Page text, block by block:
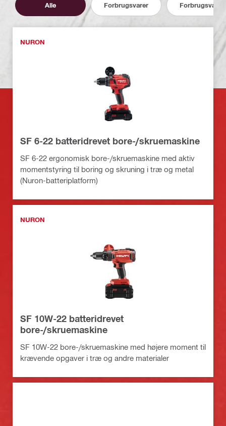
Alle Forbrugsvarer Forbrugsvarer
NURON
SF 6-22 batteridrevet bore-/skruemaskine
SF 6-22 ergonomisk bore-/skruemaskine med aktiv
momentstyring til boring og skruning i træ og metal
(Nuron-batteriplatform)
NURON
SF 10W-22 batteridrevet
bore-/skruemaskine
SF 10W-22 bore-/skruemaskine med højere moment til
krævende opgaver i træ og andre materialer